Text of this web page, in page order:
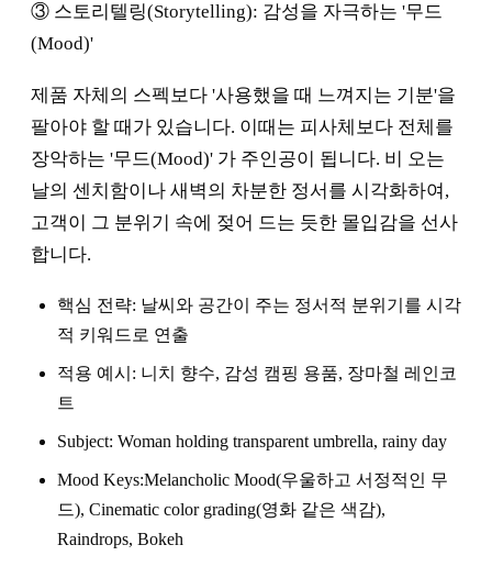
③ 스토리텔링(Storytelling): 감성을 자극하는 '무드
(Mood)'
제품 자체의 스펙보다 '사용했을 때 느껴지는 기분'을
팔아야 할 때가 있습니다. 이때는 피사체보다 전체를
장악하는 '무드(Mood)' 가 주인공이 됩니다. 비 오는
날의 센치함이나 새벽의 차분한 정서를 시각화하여,
고객이 그 분위기 속에 젖어 드는 듯한 몰입감을 선사
합니다.
핵심 전략: 날씨와 공간이 주는 정서적 분위기를 시각
적 키워드로 연출
적용 예시: 니치 향수, 감성 캠핑 용품, 장마철 레인코
트
Subject: Woman holding transparent umbrella, rainy day
Mood Keys:Melancholic Mood(우울하고 서정적인 무
드), Cinematic color grading(영화 같은 색감),
Raindrops, Bokeh